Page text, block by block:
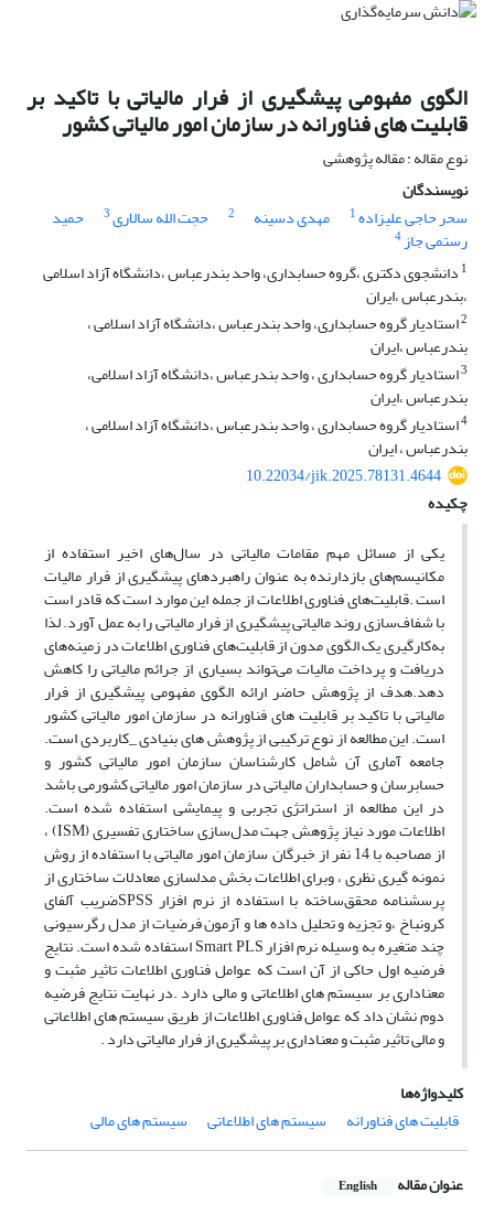
الگوی مفهومی پیشگیری از فرار مالیاتی با تاکید بر
قابلیت های فناورانه در سازمان امور مالیاتی کشور
نوع مقاله : مقاله پژوهشی
نویسندگان
سحر حاجی علیزاده1 مهدی دسینه 2 حجت الله سالاری3 حمید
رستمی جاز4
1 دانشجوی دکتری ،گروه حسابداری، واحد بندرعباس ،دانشگاه آزاد اسلامی
،بندرعباس ،ایران
2استادیار گروه حسابداری، واحد بندرعباس ،دانشگاه آزاد اسلامی ،
بندرعباس ،ایران
3استادیار گروه حسابداری ، واحد بندرعباس ،دانشگاه آزاد اسلامی،
بندرعباس ،ایران
4استادیار گروه حسابداری ، واحد بندرعباس ،دانشگاه آزاد اسلامی ،
بندرعباس ، ایران
10.22034/jik.2025.78131.4644
چکیده
یکی از مسائل مهم مقامات مالیاتی در سال‌های اخیر استفاده از
مکانیسم‌های بازدارنده به عنوان راهبردهای ‏پیشگیری از فرار مالیات
است .قابلیت‌های فناوری اطلاعات از جمله این موارد است که قادر است
با ‏شفاف‌سازی روند مالیاتی پیشگیری از فرار مالیاتی را به عمل آورد. لذا
به‌کارگیری یک الگوی مدون از ‏قابلیت‌های فناوری اطلاعات در زمینه‌های
دریافت و پرداخت مالیات می‌تواند بسیاری از جرائم مالیاتی را ‏کاهش
دهد.هدف از پژوهش حاضر ارائه الگوی مفهومی پیشگیری از فرار
مالیاتی با تاکید بر قابلیت های ‏فناورانه در سازمان امور مالیاتی کشور
است. این مطالعه از نوع ترکیبی از پژوهش های بنیادی _کاربردی ‏است.
جامعه آماری آن شامل کارشناسان سازمان امور مالیاتی کشور و
حسابرسان و حسابداران مالیاتی در ‏سازمان امور مالیاتی کشورمی باشد
در این مطالعه از استراتژی تجربی و پیمایشی استفاده شده است.
‏اطلاعات مورد نیاز پژوهش جهت مدل‌سازی ساختاری تفسیری (‏ISM‏) ،
از مصاحبه با 14 نفر از خبرگان ‏سازمان امور مالیاتی با استفاده از روش
نمونه گیری نظری ، وبرای اطلاعات بخش مدلسازی معادلات ‏ساختاری از
پرسشنامه محقق‌ساخته با استفاده از نرم افزارSPSS ‎ضریب آلفای
کرونباخ ،و تجزیه و تحلیل ‏داده ها و آزمون فرضیات از مدل رگرسیونی
چند متغیره به وسیله نرم افزار ‏Smart PLS‏ استفاده شده است. ‏نتایج
فرضیه اول حاکی از آن است که عوامل فناوری اطلاعات تاثیر مثبت و
معناداری بر سیستم های ‏اطلاعاتی و مالی دارد .در نهایت نتایج فرضیه
دوم نشان داد که عوامل فناوری اطلاعات از طریق سیستم های ‏اطلاعاتی
و مالی تاثیر مثبت و معناداری بر پیشگیری از فرار مالیاتی دارد .‏
کلیدواژه‌ها
قابلیت های فناورانه
سیستم های اطلاعاتی سیستم های مالی
عنوان مقاله English